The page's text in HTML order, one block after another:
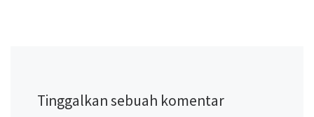
Tinggalkan sebuah komentar